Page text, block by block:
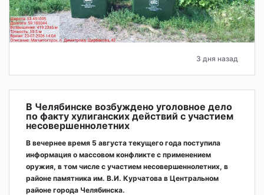
3 дня назад
В Челябинске возбуждено уголовное дело
по факту хулиганских действий с участием
несовершеннолетних
В вечернее время 5 августа текущего года поступила
информация о массовом конфликте с применением
оружия, в том числе с участием несовершеннолетних, в
районе памятника им. В.И. Курчатова в Центральном
районе города Челябинска.